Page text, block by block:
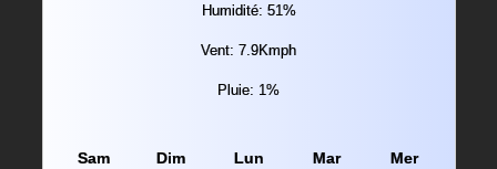
Humidité: 51%
Vent: 7.9Kmph
Pluie: 1%
Sam Dim Lun Mar Mer